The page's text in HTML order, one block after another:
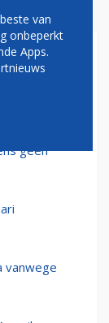
in de VS
geen
vanwege
van
onbeperkt
Apps.